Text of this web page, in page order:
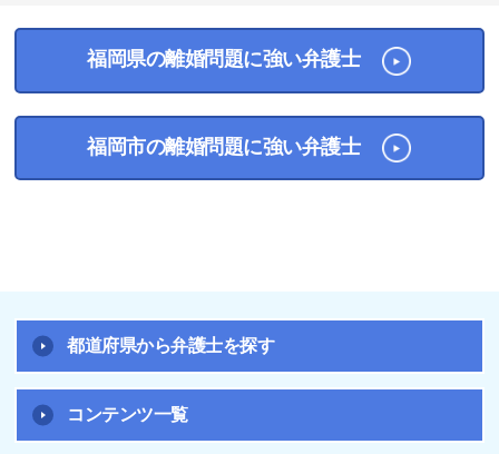
福岡県の離婚問題に強い弁護士
福岡市の離婚問題に強い弁護士
都道府県から弁護士を探す
コンテンツ一覧